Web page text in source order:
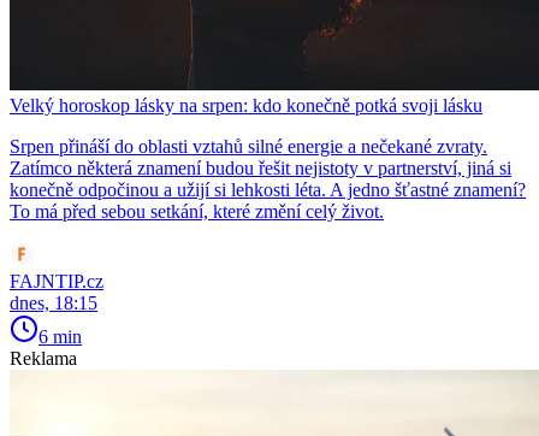
Velký horoskop lásky na srpen: kdo konečně potká svoji lásku
Srpen přináší do oblasti vztahů silné energie a nečekané zvraty.
Zatímco některá znamení budou řešit nejistoty v partnerství, jiná si
konečně odpočinou a užijí si lehkosti léta. A jedno šťastné znamení?
To má před sebou setkání, které změní celý život.
FAJNTIP.cz
dnes, 18:15
6 min
Reklama